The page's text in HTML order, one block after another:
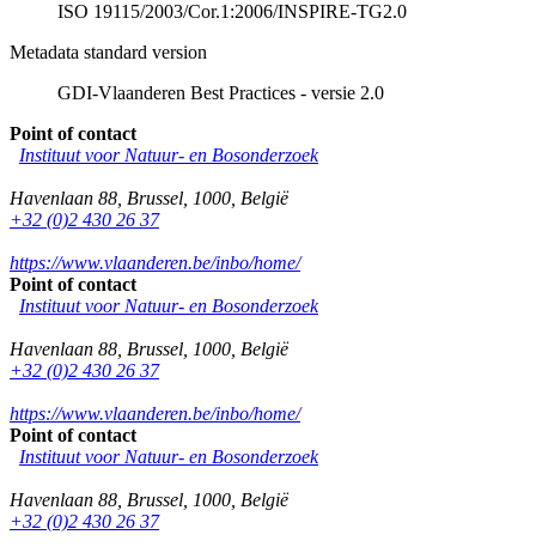
ISO 19115/2003/Cor.1:2006/INSPIRE-TG2.0
Metadata standard version
GDI-Vlaanderen Best Practices - versie 2.0
Point of contact
Instituut voor Natuur- en Bosonderzoek
Havenlaan 88 Brussel 1000 België
+32 (0)2 430 26 37
https://www.vlaanderen.be/inbo/home/
Point of contact
Instituut voor Natuur- en Bosonderzoek
Havenlaan 88 Brussel 1000 België
+32 (0)2 430 26 37
https://www.vlaanderen.be/inbo/home/
Point of contact
Instituut voor Natuur- en Bosonderzoek
Havenlaan 88 Brussel 1000 België
+32 (0)2 430 26 37